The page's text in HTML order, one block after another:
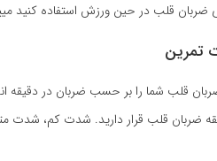
ضربان قلب در حین ورزش استفاده کنید
قلب شما را بر حسب ضربان در دقیقه
ضربان قلب قرار دارید. شدت کم،